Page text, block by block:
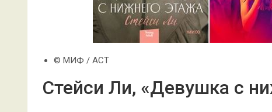
© МИФ / АСТ
Стейси Ли, «Девушка с